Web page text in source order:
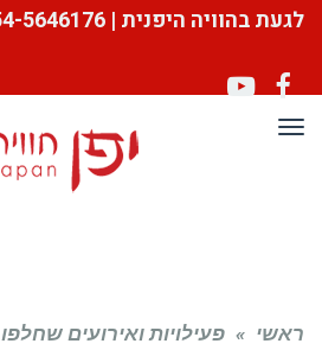
לגעת בהוויה היפנית | 054-5646176
Facebook
YouTube
תפריט
ראשי » פעילויות ואירועים שחלפו